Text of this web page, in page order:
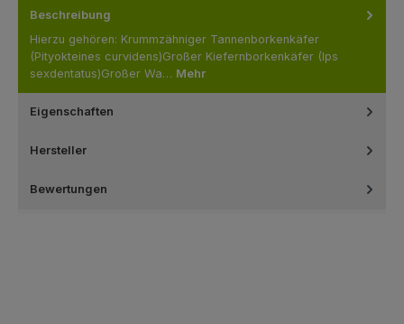
Beschreibung
Hierzu gehören: Krummzähniger Tannenborkenkäfer
(Pityokteines curvidens)Großer Kiefernborkenkäfer (Ips
sexdentatus)Großer Wa… Mehr
Eigenschaften
Hersteller
Bewertungen